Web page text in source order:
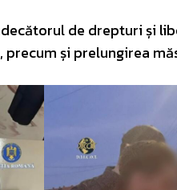
de drepturi și
și prelungirea